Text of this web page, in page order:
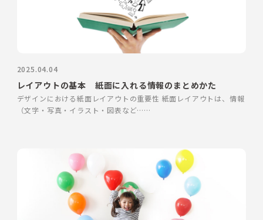
2025.04.04
レイアウトの基本 紙面に入れる情報のまとめかた
デザインにおける紙面レイアウトの重要性 紙面レイアウトは、情報
（文字・写真・イラスト・図表など……